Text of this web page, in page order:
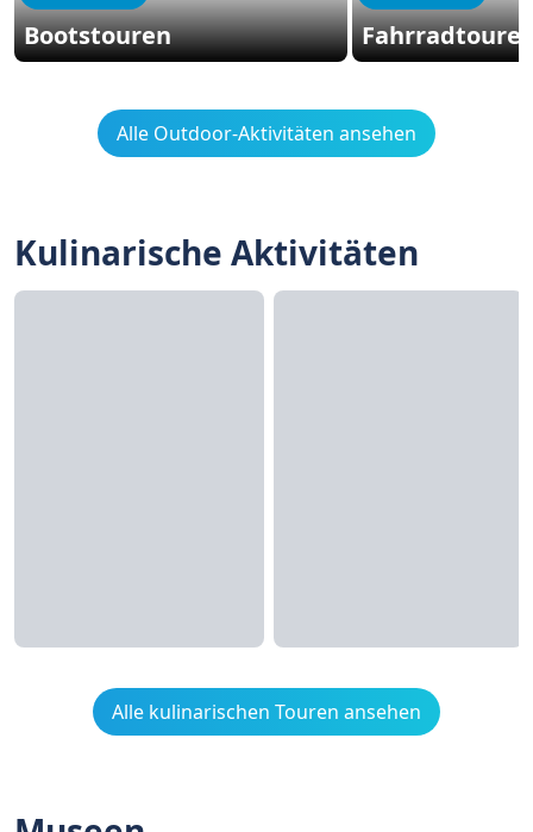
Bootstouren
Alle Outdoor-Aktivitäten ansehen
Kulinarische Aktivitäten
Alle kulinarischen Touren ansehen